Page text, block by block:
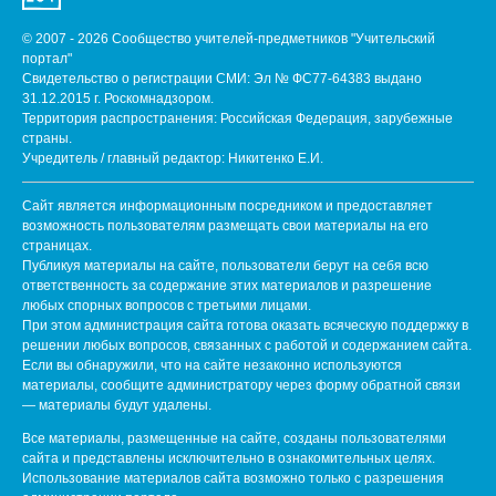
© 2007 - 2026 Сообщество учителей-предметников "Учительский
портал"
Свидетельство о регистрации СМИ: Эл № ФС77-64383 выдано
31.12.2015 г. Роскомнадзором.
Территория распространения: Российская Федерация, зарубежные
страны.
Учредитель / главный редактор: Никитенко Е.И.
Сайт является информационным посредником и предоставляет
возможность пользователям размещать свои материалы на его
страницах.
Публикуя материалы на сайте, пользователи берут на себя всю
ответственность за содержание этих материалов и разрешение
любых спорных вопросов с третьими лицами.
При этом администрация сайта готова оказать всяческую поддержку в
решении любых вопросов, связанных с работой и содержанием сайта.
Если вы обнаружили, что на сайте незаконно используются
материалы, сообщите администратору через форму обратной связи
— материалы будут удалены.
Все материалы, размещенные на сайте, созданы пользователями
сайта и представлены исключительно в ознакомительных целях.
Использование материалов сайта возможно только с разрешения